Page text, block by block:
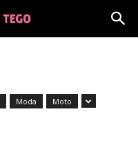
Moda Moto